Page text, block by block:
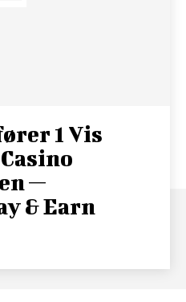
1 Vis
—
& Earn